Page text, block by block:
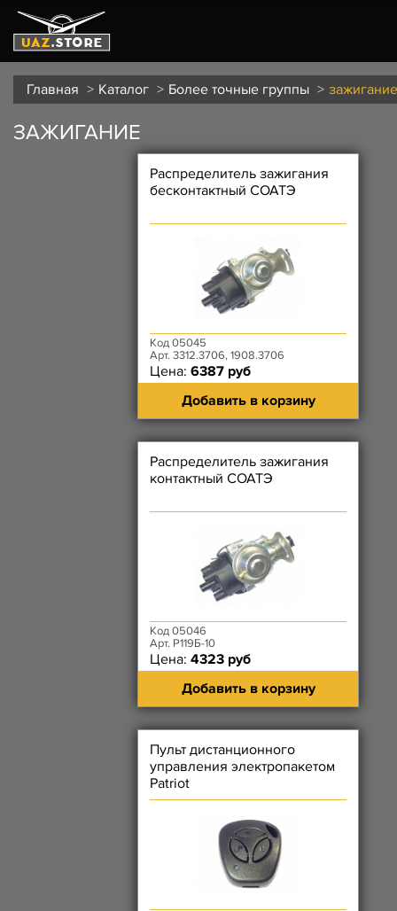
Главная Каталог Более точные группы зажигание
ЗАЖИГАНИЕ
Распределитель зажигания
бесконтактный СОАТЭ
Код 05045
Арт. 3312.3706, 1908.3706
Цена: 6387 руб
Добавить в корзину
Распределитель зажигания
контактный СОАТЭ
Код 05046
Арт. Р119Б-10
Цена: 4323 руб
Добавить в корзину
Пульт дистанционного
управления электропакетом
Patriot